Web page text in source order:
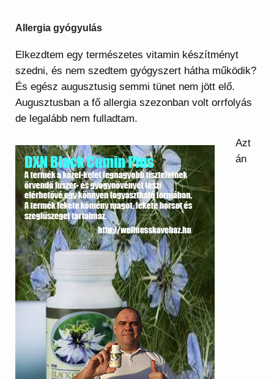
Allergia gyógyulás
Elkezdtem egy természetes vitamin készítményt
szedni, és nem szedtem gyógyszert hátha működik?
És egész augusztusig semmi tünet nem jött elő.
Augusztusban a fő allergia szezonban volt orrfolyás
de legalább nem fulladtam.
Azt
án